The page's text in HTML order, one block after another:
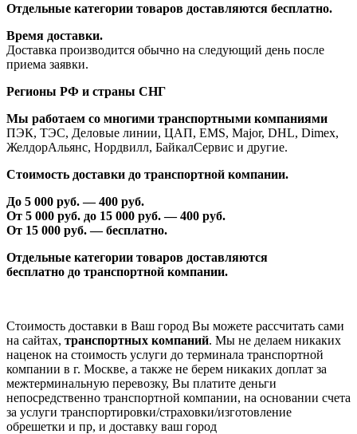
Отдельные категории товаров доставляются бесплатно.
Время доставки.
Доставка производится обычно на следующий день после
приема заявки.
Регионы РФ и страны СНГ
Мы работаем со многими транспортными компаниями
ПЭК, ТЭС, Деловые линии, ЦАП, EMS, Major, DHL, Dimex,
ЖелдорАльянс, Нордвилл, БайкалСервис и другие.
Стоимость доставки до транспортной компании.
До 5 000 руб. —400 руб.
От 5 000 руб. до 15 000 руб. —400 руб.
От 15 000 руб. — бесплатно.
Отдельные категории товаров доставляются
бесплатно до транспортной компании.
Стоимость доставки в Ваш город Вы можете рассчитать сами
на сайтах, транспортных компаний. Мы не делаем никаких
наценок на стоимость услуги до терминала транспортной
компании в г. Москве, а также не берем никаких доплат за
межтерминальную перевозку, Вы платите деньги
непосредственно транспортной компании, на основании счета
за услуги транспортировки/страховки/изготовление
обрешетки и пр, и доставку ваш город